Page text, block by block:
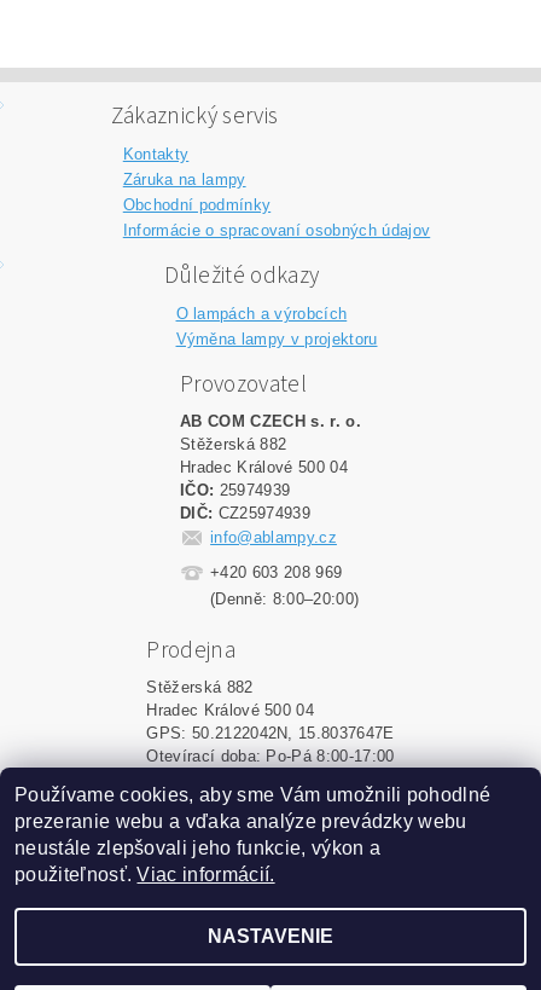
Zákaznický servis
Kontakty
Záruka na lampy
Obchodní podmínky
Informácie o spracovaní osobných údajov
Důležité odkazy
O lampách a výrobcích
Výměna lampy v projektoru
Provozovatel
AB COM CZECH s. r. o.
Stěžerská 882
Hradec Králové 500 04
IČO: 25974939
DIČ: CZ25974939
info@ablampy.cz
+420 603 208 969
(Denně: 8:00–20:00)
Prodejna
Stěžerská 882
Hradec Králové 500 04
GPS: 50.2122042N, 15.8037647E
Otevírací doba: Po-Pá 8:00-17:00
Shoptet.sk MôjPrvýEshop.sk
Vytvoril Shoptet
Používame cookies, aby sme Vám umožnili pohodlné
prezeranie webu a vďaka analýze prevádzky webu
neustále zlepšovali jeho funkcie, výkon a
použiteľnosť.Viac informácií.
NASTAVENIE